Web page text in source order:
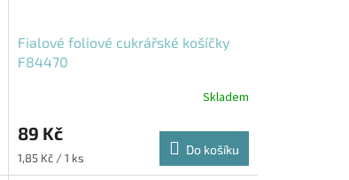
Fialové foliové cukrářské košíčky
F84470
Skladem
89 Kč
Měrná
cena:
1,85 Kč / 1 ks
Do košíku